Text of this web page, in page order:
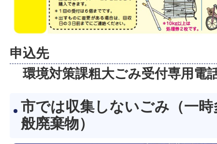
申込先
環境対策課粗大ごみ受付専用電
市では収集しないごみ（一
般廃棄物）